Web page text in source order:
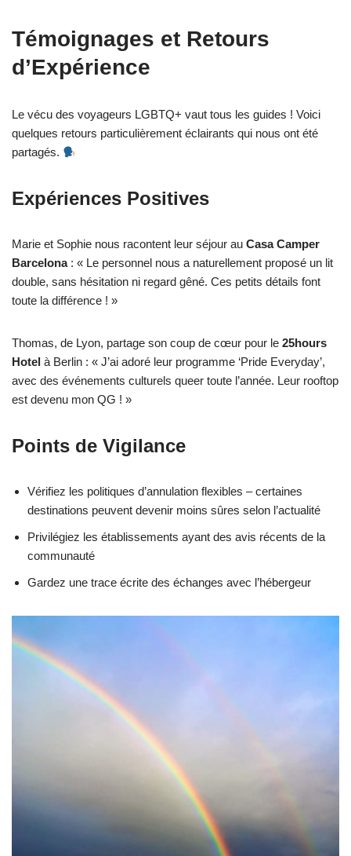
Témoignages et Retours
d’Expérience
Le vécu des voyageurs LGBTQ+ vaut tous les guides ! Voici
quelques retours particulièrement éclairants qui nous ont été
partagés.
Expériences Positives
Marie et Sophie nous racontent leur séjour au Casa Camper
Barcelona: « Le personnel nous a naturellement proposé un lit
double, sans hésitation ni regard gêné. Ces petits détails font
toute la différence ! »
Thomas, de Lyon, partage son coup de cœur pour le 25hours
Hotel à Berlin : « J’ai adoré leur programme ‘Pride Everyday’,
avec des événements culturels queer toute l’année. Leur rooftop
est devenu mon QG ! »
Points de Vigilance
Vérifiez les politiques d’annulation flexibles – certaines
destinations peuvent devenir moins sûres selon l’actualité
Privilégiez les établissements ayant des avis récents de la
communauté
Gardez une trace écrite des échanges avec l’hébergeur